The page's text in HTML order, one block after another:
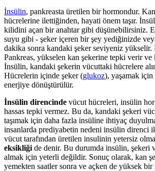
İnsülin, pankreasta üretilen bir hormondur.
hücrelerine ilettiğinden, hayati önem taşır.
kilidini açan bir anahtar gibi düşünebilirsiniz.
suyu gibi - şeker içeren bir şey yediğinizde
dakika sonra kandaki şeker seviyeniz yükselir.
Pankreas, yükselen kan şekerine tepki verir
İnsülin, kandaki şekerin vücuttaki hücrelere
Hücrelerin içinde şeker (glukoz), yaşamak
enerjiye dönüştürülür.
İnsülin direncinde vücut hücreleri, insülin
hassas tepki vermez. Bu da, kandaki şekeri
taşımak için daha fazla insüline ihtiyaç
insanlarda prediyabetin nedeni insülin direnci
vücut tarafından üretilen insulinin yetersiz
eksikliği de denir. Bu durumda insülin, şekeri
almak için yeterli değildir. Sonuç olarak, kan
yemekten saatler sonra ve açken de yüksek bir